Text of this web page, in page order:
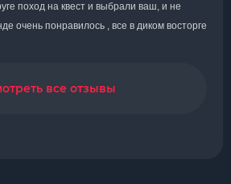
поход на квест и выбрали ваш, и не
очень понравилось , все в диком восторге
все отзывы